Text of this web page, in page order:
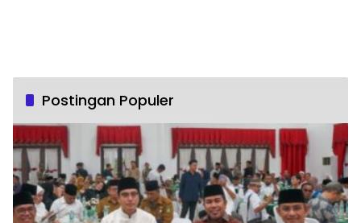
Postingan Populer